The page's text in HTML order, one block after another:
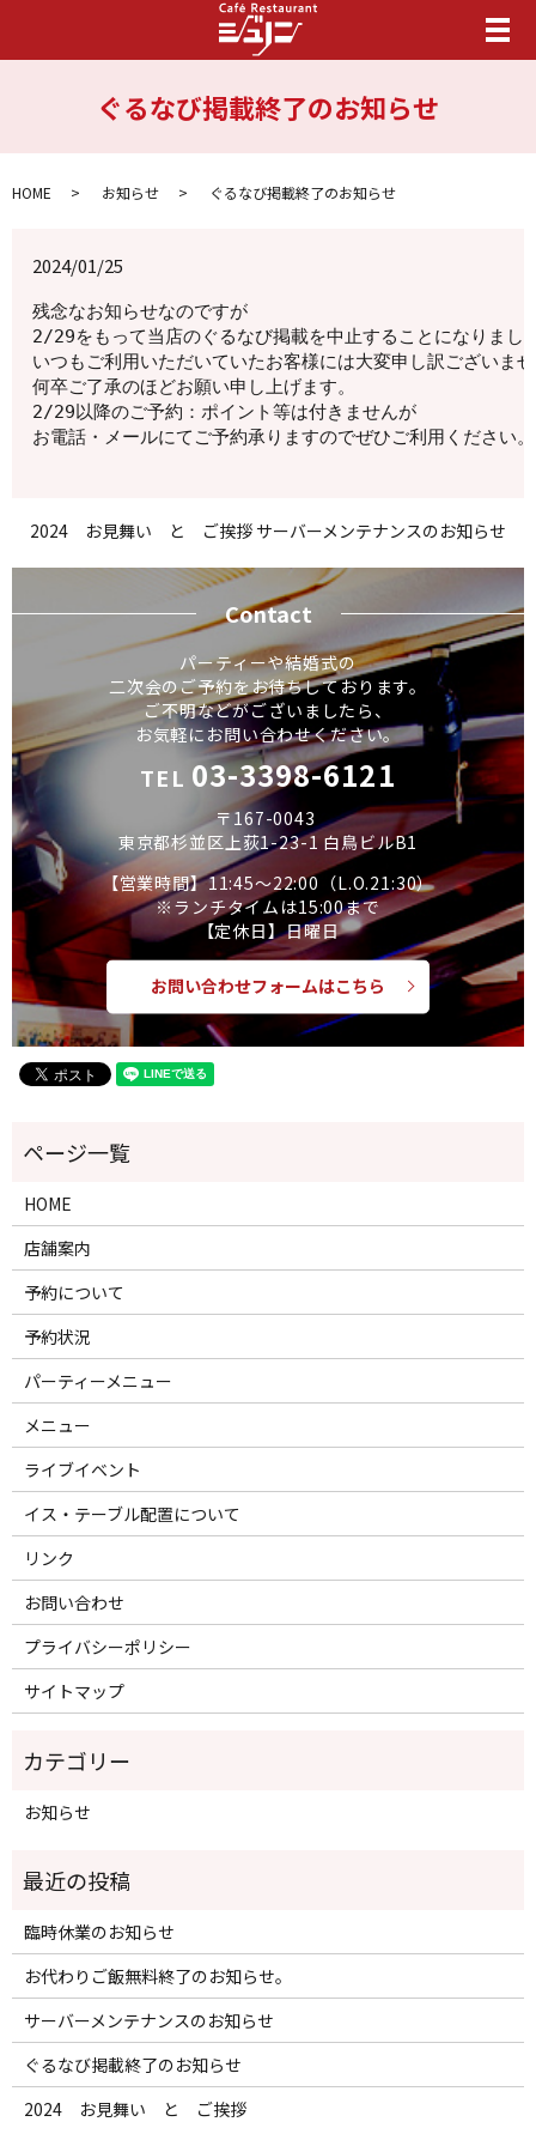
メ
ぐるなび掲載終了のお知らせ
HOME お知らせ ぐるなび掲載終了のお知らせ
2024/01/25
残念なお知らせなのですが
2/29をもって当店のぐるなび掲載を中止することになりまし
いつもご利用いただいていたお客様には大変申し訳ございま
何卒ご了承のほどお願い申し上げます。
2/29以降のご予約：ポイント等は付きませんが
お電話・メールにてご予約承りますのでぜひご利用ください。
2024 お見舞い と ご挨拶 サーバーメンテナンスのお知らせ
Contact
パーティーや結婚式の
二次会のご予約をお待ちしております。
ご不明などがございましたら、
お気軽にお問い合わせください。
TEL 03-3398-6121
〒167-0043
東京都杉並区上荻1-23-1 白鳥ビルB1
【営業時間】11:45～22:00（L.O.21:30）
※ランチタイムは15:00まで
【定休日】日曜日
お問い合わせフォームはこちら
HOME
店舗案内
予約について
予約状況
パーティーメニュー
メニュー
ライブイベント
イス・テーブル配置について
リンク
お問い合わせ
プライバシーポリシー
サイトマップ
お知らせ
臨時休業のお知らせ
お代わりご飯無料終了のお知らせ。
サーバーメンテナンスのお知らせ
ぐるなび掲載終了のお知らせ
2024 お見舞い と ご挨拶